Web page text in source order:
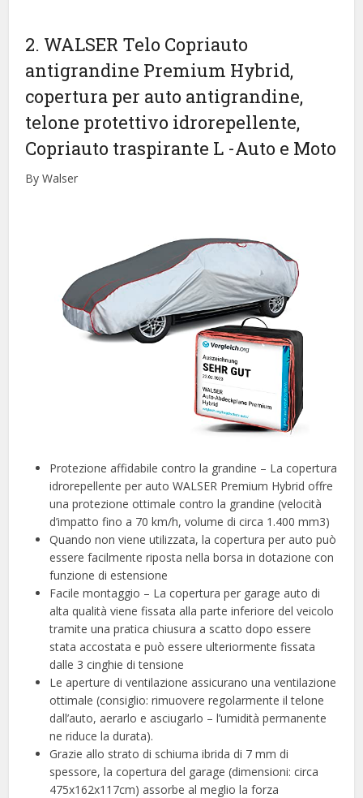
2. WALSER Telo Copriauto
antigrandine Premium Hybrid,
copertura per auto antigrandine,
telone protettivo idrorepellente,
Copriauto traspirante L -Auto e Moto
By Walser
Protezione affidabile contro la grandine – La copertura
idrorepellente per auto WALSER Premium Hybrid offre
una protezione ottimale contro la grandine (velocità
d’impatto fino a 70 km/h, volume di circa 1.400 mm3)
Quando non viene utilizzata, la copertura per auto può
essere facilmente riposta nella borsa in dotazione con
funzione di estensione
Facile montaggio – La copertura per garage auto di
alta qualità viene fissata alla parte inferiore del veicolo
tramite una pratica chiusura a scatto dopo essere
stata accostata e può essere ulteriormente fissata
dalle 3 cinghie di tensione
Le aperture di ventilazione assicurano una ventilazione
ottimale (consiglio: rimuovere regolarmente il telone
dall’auto, aerarlo e asciugarlo – l’umidità permanente
ne riduce la durata).
Grazie allo strato di schiuma ibrida di 7 mm di
spessore, la copertura del garage (dimensioni: circa
475x162x117cm) assorbe al meglio la forza